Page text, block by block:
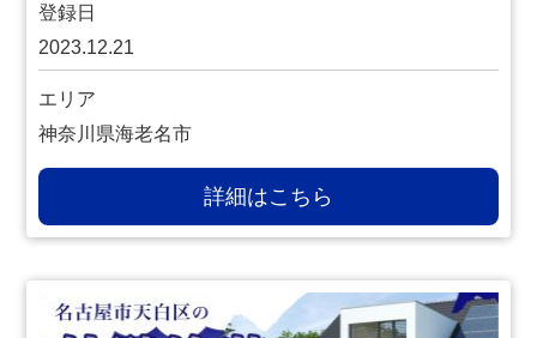
登録日
2023.12.21
エリア
神奈川県海老名市
詳細はこちら